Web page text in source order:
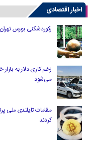
اخبار اقتصادی
رکوردشکنی بورس تهران امروز ۱۲ مهر ۱۴۰۴| بازار
زخم کاری دلار به
می‌شود
کردند